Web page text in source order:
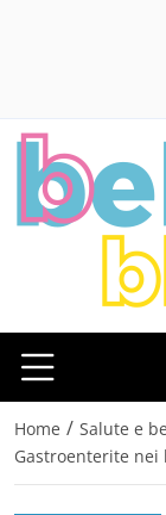
Home / Salute e
Gastroenterite nei